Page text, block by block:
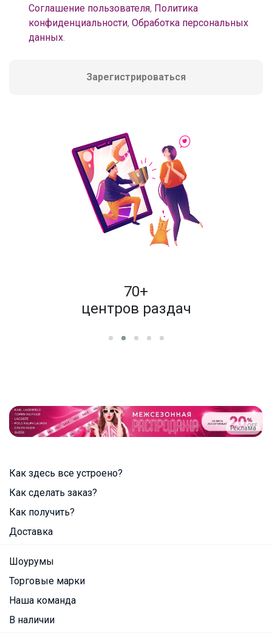
Соглашение пользователя, Политика
конфиденциальности, Обработка персональных
данных
Зарегистрироваться
70+
центров раздач
Реклама
Как здесь все устроено?
Как сделать заказ?
Как получить?
Доставка
Шоурумы
Торговые марки
Наша команда
В наличии